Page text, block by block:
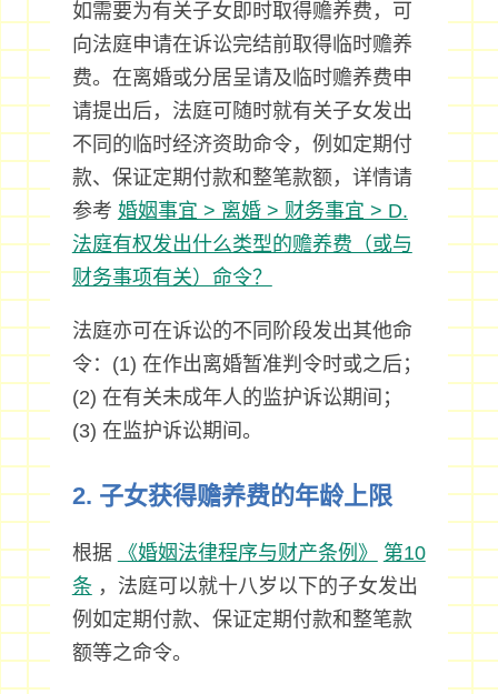
如需要为有关子女即时取得赡养费，可
向法庭申请在诉讼完结前取得临时赡养
费。在离婚或分居呈请及临时赡养费申
请提出后，法庭可随时就有关子女发出
不同的临时经济资助命令，例如定期付
款、保证定期付款和整笔款额，详情请
参考 婚姻事宜 > 离婚 > 财务事宜 > D.
法庭有权发出什么类型的赡养费（或与
财务事项有关）命令？
法庭亦可在诉讼的不同阶段发出其他命
令：(1) 在作出离婚暂准判令时或之后；
(2) 在有关未成年人的监护诉讼期间；
(3) 在监护诉讼期间。
2. 子女获得赡养费的年龄上限
根据 《婚姻法律程序与财产条例》
第10
条，法庭可以就十八岁以下的子女发出
例如定期付款、保证定期付款和整笔款
额等之命令。